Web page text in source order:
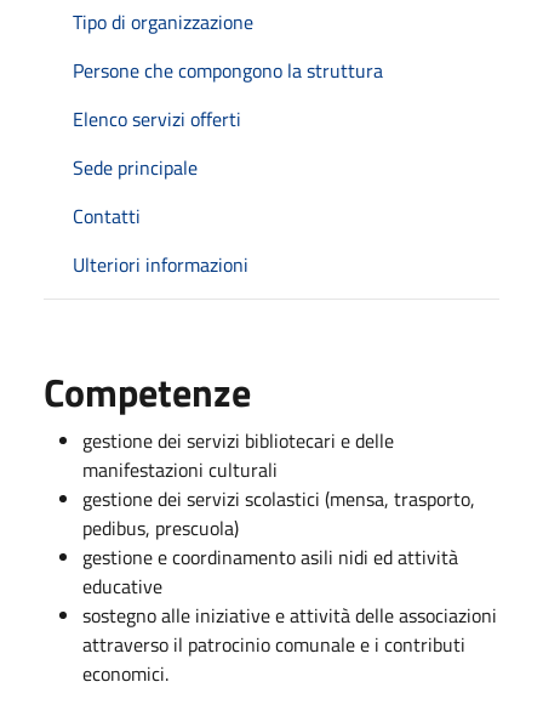
Tipo di organizzazione
Persone che compongono la struttura
Elenco servizi offerti
Sede principale
Contatti
Ulteriori informazioni
Competenze
gestione dei servizi bibliotecari e delle
manifestazioni culturali
gestione dei servizi scolastici (mensa, trasporto,
pedibus, prescuola)
gestione e coordinamento asili nidi ed attività
educative
sostegno alle iniziative e attività delle associazioni
attraverso il patrocinio comunale e i contributi
economici.